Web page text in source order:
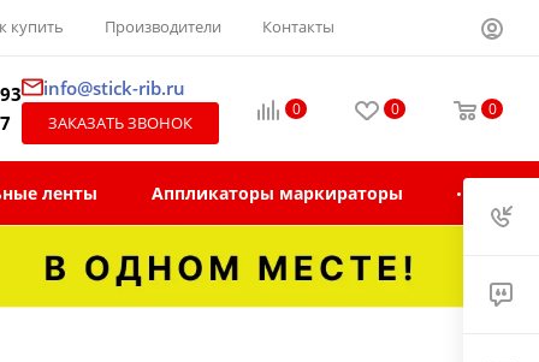
купить Производители Контакты
info@stick-rib.ru
ЗАКАЗАТЬ ЗВОНОК
0 0 0
ленты Аппликаторы маркираторы